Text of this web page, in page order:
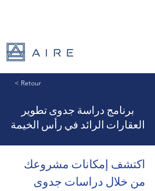
< Retour
برنامج دراسة جدوى تطوير
العقارات الرائد في رأس الخيمة
اكتشف إمكانات مشروعك
من خلال دراسات جدوى